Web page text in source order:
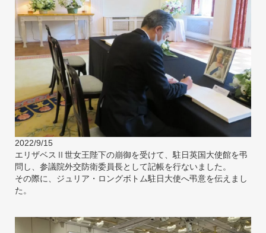
2022/9/15
エリザベスⅡ世女王陛下の崩御を受けて、駐日英国大使館を弔
問し、参議院外交防衛委員長として記帳を行ないました。
その際に、ジュリア・ロングボトム駐日大使へ弔意を伝えまし
た。